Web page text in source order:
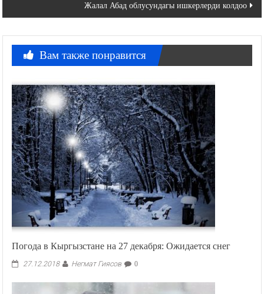
Жалал Абад облусундагы ишкерлерди колдоо
Вам также понравится
Погода в Кыргызстане на 27 декабря: Ожидается снег
27.12.2018 Негмат Гиясов 0